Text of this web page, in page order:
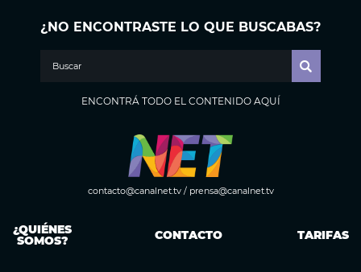
¿NO ENCONTRASTE LO QUE BUSCABAS?
ENCONTRÁ TODO EL CONTENIDO AQUÍ
contacto@canalnet.tv/ prensa@canalnet.tv
¿QUIÉNES
SOMOS? CONTACTO TARIFAS